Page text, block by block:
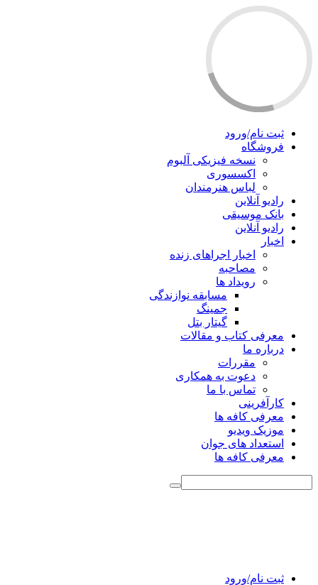
ثبت نام/ورود
فروشگاه
نسخه فیزیکی آلبوم
اکسسوری
لباس هنرمندان
رادیو آنلاین
بانک موسیقی
رادیو آنلاین
اخبار
اخبار اجراهای زنده
مصاحبه
رویداد ها
مسابقه نوازندگی
جمینگ
گیتار بتل
معرفی کتاب و مقالات
درباره ما
مقررات
دعوت به همکاری
تماس با ما
کارآفرینی
معرفی کافه ها
موزیک ویدیو
استعداد های جوان
معرفی کافه ها
ثبت نام/ورود